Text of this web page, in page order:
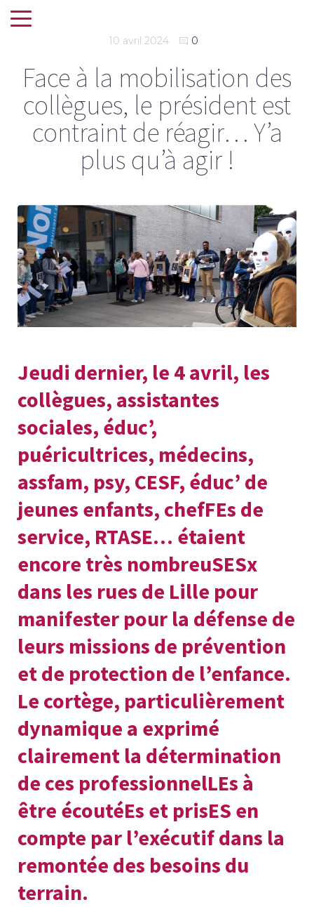
10 avril 2024 0
Face à la mobilisation des
collègues, le président est
contraint de réagir… Y’a
plus qu’à agir !
Jeudi dernier, le 4 avril, les
collègues, assistantes
sociales, éduc’,
puéricultrices, médecins,
assfam, psy, CESF, éduc’ de
jeunes enfants, chefFEs de
service, RTASE… étaient
encore très nombreuSESx
dans les rues de Lille pour
manifester pour la défense de
leurs missions de prévention
et de protection de l’enfance.
Le cortège, particulièrement
dynamique a exprimé
clairement la détermination
de ces professionnelLEs à
être écoutéEs et prisES en
compte par l’exécutif dans la
remontée des besoins du
terrain.